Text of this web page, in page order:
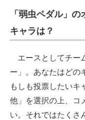
「弱虫ペダル」
キャラは？
エースとしてチー
ー」。あなたはど
もしも投票したいキ
他」を選択の上、コ
い。それではたくさ